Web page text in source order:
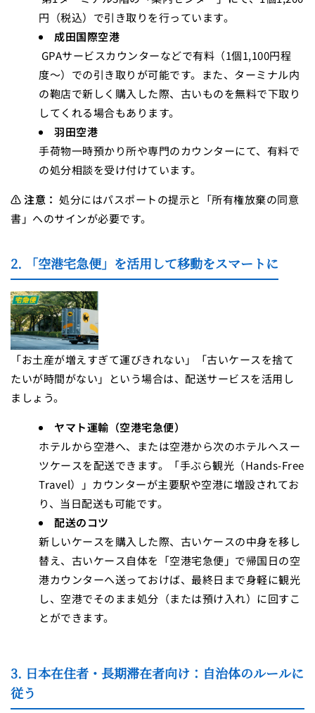
円（税込）で引き取りを行っています。
成田国際空港
GPAサービスカウンターなどで有料（1個1,100円程
度〜）での引き取りが可能です。また、ターミナル内
の鞄店で新しく購入した際、古いものを無料で下取り
してくれる場合もあります。
羽田空港
手荷物一時預かり所や専門のカウンターにて、有料で
の処分相談を受け付けています。
⚠️ 注意： 処分にはパスポートの提示と「所有権放棄の同意
書」へのサインが必要です。
2. 「空港宅急便」を活用して移動をスマートに
「お土産が増えすぎて運びきれない」「古いケースを捨て
たいが時間がない」という場合は、配送サービスを活用し
ましょう。
ヤマト運輸（空港宅急便）
ホテルから空港へ、または空港から次のホテルへスー
ツケースを配送できます。「手ぶら観光（Hands-Free
Travel）」カウンターが主要駅や空港に増設されてお
り、当日配送も可能です。
配送のコツ
新しいケースを購入した際、古いケースの中身を移し
替え、古いケース自体を「空港宅急便」で帰国日の空
港カウンターへ送っておけば、最終日まで身軽に観光
し、空港でそのまま処分（または預け入れ）に回すこ
とができます。
3. 日本在住者・長期滞在者向け：自治体のルールに
従う